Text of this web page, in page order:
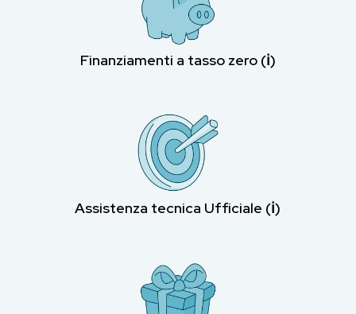
Finanziamenti a tasso zero (ℹ︎)
Assistenza tecnica Ufficiale (ℹ︎)